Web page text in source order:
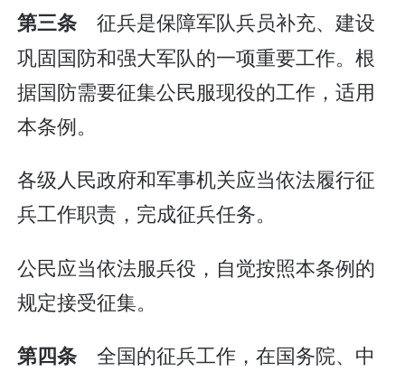
第三条 征兵是保障军队兵员补充、建设
巩固国防和强大军队的一项重要工作。根
据国防需要征集公民服现役的工作，适用
本条例。
各级人民政府和军事机关应当依法履行征
兵工作职责，完成征兵任务。
公民应当依法服兵役，自觉按照本条例的
规定接受征集。
第四条 全国的征兵工作，在国务院、中